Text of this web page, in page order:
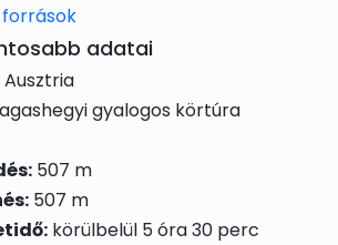
források
adatai
Ausztria
gyalogos körtúra
507 m
507 m
körülbelül 5 óra 30 perc